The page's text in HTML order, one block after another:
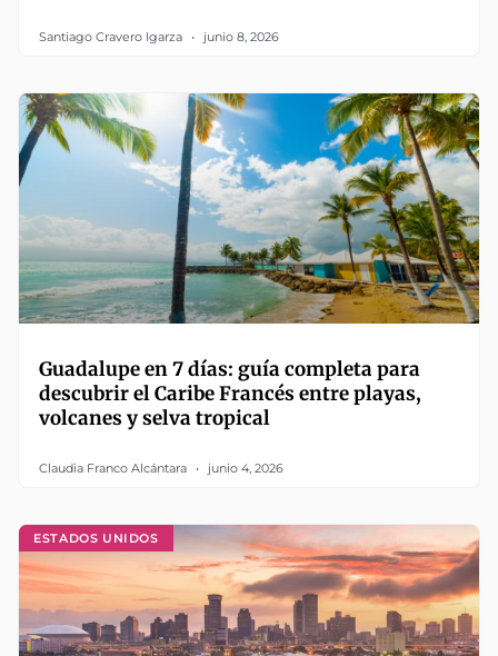
Santiago Cravero Igarza junio 8, 2026
Guadalupe en 7 días: guía completa para
descubrir el Caribe Francés entre playas,
volcanes y selva tropical
Claudia Franco Alcántara junio 4, 2026
ESTADOS UNIDOS